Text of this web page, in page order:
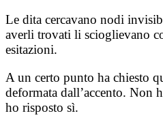
Le dita cercavano nodi
averli trovati li scioglievano
esitazioni.
A un certo punto ha chiesto
deformata dall’accento. Non
ho risposto sì.